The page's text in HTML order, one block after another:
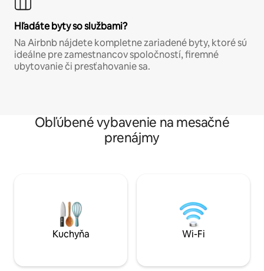
Hľadáte byty so službami?
Na Airbnb nájdete kompletne zariadené byty, ktoré sú
ideálne pre zamestnancov spoločností, firemné
ubytovanie či presťahovanie sa.
Obľúbené vybavenie na mesačné
prenájmy
Kuchyňa Wi-Fi